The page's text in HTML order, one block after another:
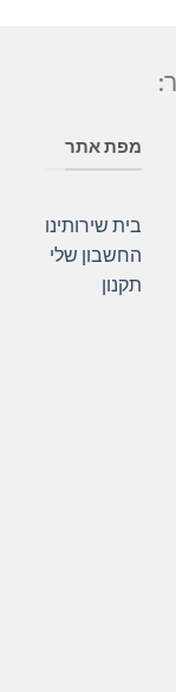
מפת אתר
בית שירותינו
החשבון שלי
תקנון